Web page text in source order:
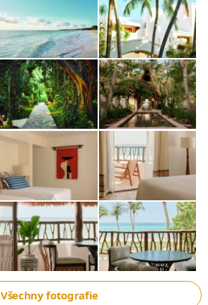
Všechny fotografie